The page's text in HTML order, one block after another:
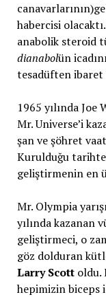
habercisi
anabolik steroid
dianabolün
tesadüften ibaret
1965 yılında
Mr. Universe’i
şan ve şöhret
Kurulduğu
geliştirmenin en
Mr. Olympia
yılında kazanan
geliştirmeci, o
göz dolduran
Larry Scottoldu.
hepimizin biceps